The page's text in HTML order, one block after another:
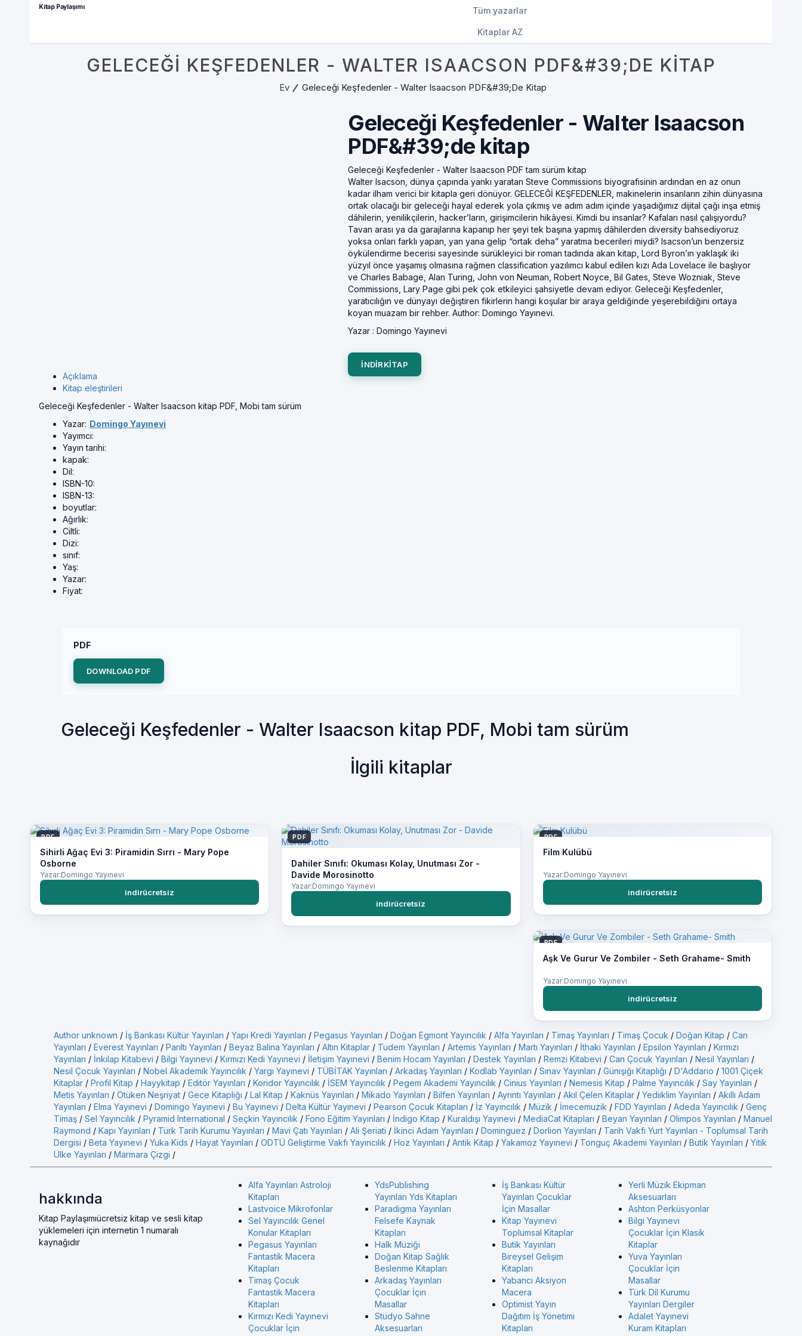
Kitap Paylaşımı Tüm yazarlar
Kitaplar AZ
GELECEĞI KEŞFEDENLER - WALTER ISAACSON PDF&#39;DE KITAP
Ev Geleceği Keşfedenler - Walter Isaacson PDF&#39;de Kitap
Geleceği Keşfedenler - Walter Isaacson
PDF&#39;de kitap
Geleceği Keşfedenler - Walter Isaacson PDF tam sürüm kitap
Walter Isacson, dünya çapında yankı yaratan Steve Commissions biyografisinin ardından en az onun
kadar ilham verici bir kitapla geri dönüyor. GELECEĞİ KEŞFEDENLER, makinelerin insanların zihin dünyasına
ortak olacağı bir geleceği hayal ederek yola çıkmış ve adım adım içinde yaşadığımız dijital çağı inşa etmiş
dâhilerin, yenilikçilerin, hacker’ların, girişimcilerin hikâyesi. Kimdi bu insanlar? Kafaları nasıl çalışıyordu?
Tavan arası ya da garajlarına kapanıp her şeyi tek başına yapmış dâhilerden diversity bahsediyoruz
yoksa onları farklı yapan, yan yana gelip “ortak deha” yaratma becerileri miydi? Isacson’un benzersiz
öykülendirme becerisi sayesinde sürükleyici bir roman tadında akan kitap, Lord Byron’ın yaklaşık iki
yüzyıl önce yaşamış olmasına rağmen classification yazılımcı kabul edilen kızı Ada Lovelace ile başlıyor
ve Charles Babage, Alan Turing, John von Neuman, Robert Noyce, Bil Gates, Steve Wozniak, Steve
Commissions, Lary Page gibi pek çok etkileyici şahsiyetle devam ediyor. Geleceği Keşfedenler,
yaratıcılığın ve dünyayı değiştiren fikirlerin hangi koşular bir araya geldiğinde yeşerebildiğini ortaya
koyan muazam bir rehber. Author: Domingo Yayınevi.
Yazar :Domingo Yayınevi
INDIRKITAP
Açıklama
Kitap eleştirileri
Geleceği Keşfedenler - Walter Isaacson kitap PDF, Mobi tam sürüm
Yazar: Domingo Yayınevi
Yayımcı:
Yayın tarihi:
kapak:
Dil:
ISBN-10:
ISBN-13:
boyutlar:
Ağırlık:
Ciltli:
Dizi:
sınıf:
Yaş:
Yazar:
Fiyat:
PDF
DOWNLOAD PDF
Geleceği Keşfedenler - Walter Isaacson kitap PDF, Mobi tam sürüm
İlgili kitaplar
PDF
Sihirli Ağaç Evi 3: Piramidin Sırrı - Mary Pope
Osborne
Yazar:Domingo Yayınevi
indirücretsiz
PDF
Dahiler Sınıfı: Okuması Kolay, Unutması Zor -
Davide Morosinotto
Yazar:Domingo Yayınevi
indirücretsiz
PDF
Film Kulübü
Yazar:Domingo Yayınevi
indirücretsiz
PDF
Aşk Ve Gurur Ve Zombiler - Seth Grahame- Smith
Yazar:Domingo Yayınevi
indirücretsiz
Author unknown / İş Bankası Kültür Yayınları / Yapı Kredi Yayınları / Pegasus Yayınları / Doğan Egmont Yayıncılık / Alfa Yayınları / Timaş Yayınları / Timaş Çocuk / Doğan Kitap / Can
Yayınları / Everest Yayınları / Parıltı Yayınları / Beyaz Balina Yayınları / Altın Kitaplar / Tudem Yayınları / Artemis Yayınları / Martı Yayınları / İthaki Yayınları / Epsilon Yayınları / Kırmızı
Yayınları / İnkılap Kitabevi / Bilgi Yayınevi / Kırmızı Kedi Yayınevi / İletişim Yayınevi / Benim Hocam Yayınları / Destek Yayınları / Remzi Kitabevi / Can Çocuk Yayınları / Nesil Yayınları /
Nesil Çocuk Yayınları / Nobel Akademik Yayıncılık / Yargı Yayınevi / TÜBİTAK Yayınları / Arkadaş Yayınları / Kodlab Yayınları / Sınav Yayınları / Günışığı Kitaplığı / D'Addario / 1001 Çiçek
Kitaplar / Profil Kitap / Hayykitap / Editör Yayınları / Koridor Yayıncılık / İSEM Yayıncılık / Pegem Akademi Yayıncılık / Cinius Yayınları / Nemesis Kitap / Palme Yayıncılık / Say Yayınları /
Metis Yayınları / Ötüken Neşriyat / Gece Kitaplığı / Lal Kitap / Kaknüs Yayınları / Mikado Yayınları / Bilfen Yayınları / Ayrıntı Yayınları / Akıl Çelen Kitaplar / Yediiklim Yayınları / Akıllı Adam
Yayınları / Elma Yayınevi / Domingo Yayınevi / Bu Yayınevi / Delta Kültür Yayınevi / Pearson Çocuk Kitapları / İz Yayıncılık / Müzik / İmecemuzik / FDD Yayınları / Adeda Yayıncılık / Genç
Timaş / Sel Yayıncılık / Pyramid International / Seçkin Yayıncılık / Fono Eğitim Yayınları / İndigo Kitap / Kuraldışı Yayınevi / MediaCat Kitapları / Beyan Yayınları / Olimpos Yayınları / Manuel
Raymond / Kapı Yayınları / Türk Tarih Kurumu Yayınları / Mavi Çatı Yayınları / Ali Şeriati / İkinci Adam Yayınları / Dominguez / Dorlion Yayınları / Tarih Vakfı Yurt Yayınları - Toplumsal Tarih
Dergisi / Beta Yayınevi / Yuka Kids / Hayat Yayınları / ODTÜ Geliştirme Vakfı Yayıncılık / Hoz Yayınları / Antik Kitap / Yakamoz Yayınevi / Tonguç Akademi Yayınları / Butik Yayınları / Yitik
Ülke Yayınları / Marmara Çizgi /
hakkında
Kitap Paylaşımıücretsiz kitap ve sesli kitap
yüklemeleri için internetin 1 numaralı
kaynağıdır
Alfa Yayınları Astroloji
Kitapları
Lastvoice Mikrofonlar
Sel Yayıncılık Genel
Konular Kitapları
Pegasus Yayınları
Fantastik Macera
Kitapları
Timaş Çocuk
Fantastik Macera
Kitapları
Kırmızı Kedi Yayınevi
Çocuklar İçin
YdsPublishing
Yayınları Yds Kitapları
Paradigma Yayınları
Felsefe Kaynak
Kitapları
Halk Müziği
Doğan Kitap Sağlık
Beslenme Kitapları
Arkadaş Yayınları
Çocuklar İçin
Masallar
Stüdyo Sahne
Aksesuarları
İş Bankası Kültür
Yayınları Çocuklar
İçin Masallar
Kitap Yayınevi
Toplumsal Kitaplar
Butik Yayınları
Bireysel Gelişim
Kitapları
Yabancı Aksiyon
Macera
Optimist Yayın
Dağıtım İş Yönetimi
Kitapları
Yerli Müzik Ekipman
Aksesuarları
Ashton Perküsyonlar
Bilgi Yayınevi
Çocuklar İçin Klasik
Kitaplar
Yuva Yayınları
Çocuklar İçin
Masallar
Türk Dil Kurumu
Yayınları Dergiler
Adalet Yayınevi
Kuram Kitapları